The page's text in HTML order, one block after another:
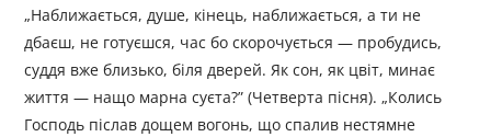
„Наближається, душе, кінець, наближається, а ти не
дбаєш, не готуєшся, час бо скорочується — пробудись,
суддя вже близько, біля дверей. Як сон, як цвіт, минає
життя — нащо марна суєта?” (Четверта пісня). „Колись
Господь післав дощем вогонь, що спалив нестямне